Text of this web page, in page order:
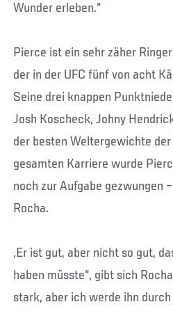
Wunder erleben.“
Pierce ist ein sehr zäher
der in der UFC fünf von acht
Seine drei knappen
Josh Koscheck, Johny
der besten Weltergewichte
gesamten Karriere wurde
noch zur Aufgabe gezwungen
Rocha.
„Er ist gut, aber nicht so gut,
haben müsste“, gibt sich
stark, aber ich werde ihn durch